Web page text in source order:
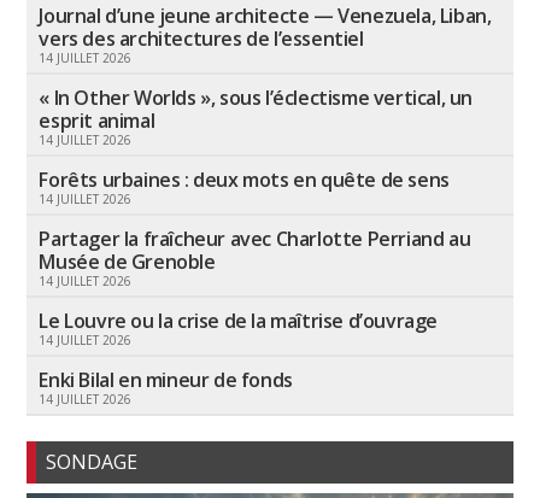
Journal d’une jeune architecte — Venezuela, Liban,
vers des architectures de l’essentiel
14 JUILLET 2026
« In Other Worlds », sous l’éclectisme vertical, un
esprit animal
14 JUILLET 2026
Forêts urbaines : deux mots en quête de sens
14 JUILLET 2026
Partager la fraîcheur avec Charlotte Perriand au
Musée de Grenoble
14 JUILLET 2026
Le Louvre ou la crise de la maîtrise d’ouvrage
14 JUILLET 2026
Enki Bilal en mineur de fonds
14 JUILLET 2026
SONDAGE